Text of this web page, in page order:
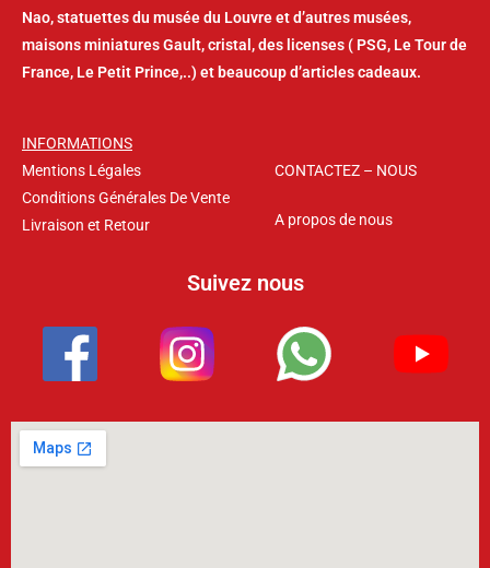
Nao, statuettes du musée du Louvre et d’autres musées,
maisons miniatures Gault, cristal, des licenses ( PSG, Le Tour de
France, Le Petit Prince,..) et beaucoup d’articles cadeaux.
INFORMATIONS
Mentions Légales
Conditions Générales De Vente
Livraison et Retour
CONTACTEZ – NOUS
A propos de nous
Suivez nous